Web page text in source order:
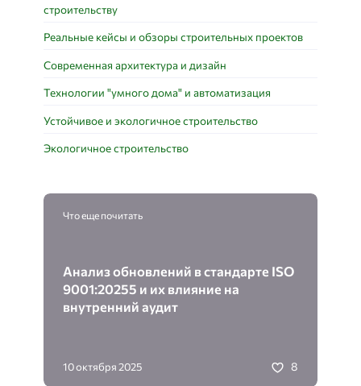
строительству
Реальные кейсы и обзоры строительных проектов
Современная архитектура и дизайн
Технологии "умного дома" и автоматизация
Устойчивое и экологичное строительство
Экологичное строительство
Что еще почитать
Анализ обновлений в стандарте ISO
9001:20255 и их влияние на
внутренний аудит
10 октября 2025 8